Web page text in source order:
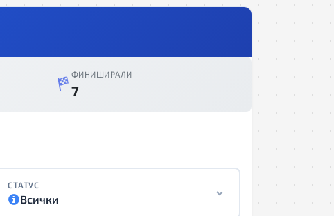
ФИНИШИРАЛИ
7
СТАТУС
Всички